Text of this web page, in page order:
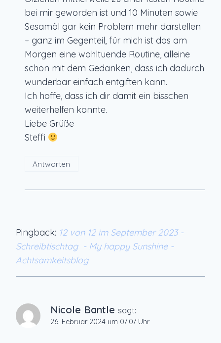
bei mir geworden ist und 10 Minuten sowie
Sesamöl gar kein Problem mehr darstellen
– ganz im Gegenteil, für mich ist das am
Morgen eine wohltuende Routine, alleine
schon mit dem Gedanken, dass ich dadurch
wunderbar einfach entgiften kann.
Ich hoffe, dass ich dir damit ein bisschen
weiterhelfen konnte.
Liebe Grüße
Steffi
Antworten
Pingback: 12 von 12 im September 2023 -
Schreibtischtag - My happy Sunshine -
Achtsamkeitsblog
Nicole Bantle sagt:
26. Februar 2024 um 07:07 Uhr